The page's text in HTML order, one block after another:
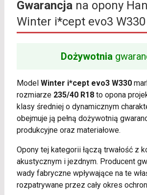
Gwarancjana opony
Winter i*cept evo3 W330
Dożywotnia
Model Winter i*cept evo3 W330
rozmiarze 235/40 R18to opona
klasy średniej o dynamicznym
obejmuje ją pełną dożywotnią
produkcyjne oraz materiałowe.
Opony tej kategorii łączą trwałość z
akustycznym i jezdnym. Producent
wady fabryczne wpływające na te
rozpatrywane przez cały okres